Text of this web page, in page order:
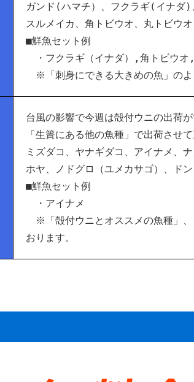
ガンド(ハマチ）、フクラギ(イナダ)
スルメイカ、角トビウオ、丸トビウ
■鮮魚セット例
・フクラギ（イナダ）,角トビウ
※「刺身にできる大きめの魚」のよ
台風の影響で今週は殻付ウニの出荷
「生簀にある他の魚種」で出荷させ
ミズダコ、ヤナギダコ、アイナメ、
ホヤ、ノドグロ（ユメカサゴ）、ド
■鮮魚セット例
・アイナメ
※「殻付ウニとオススメの魚種」、
おります。